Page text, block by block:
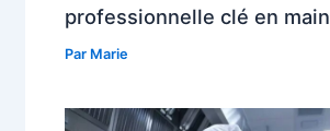
professionnelle clé en main
Par Marie